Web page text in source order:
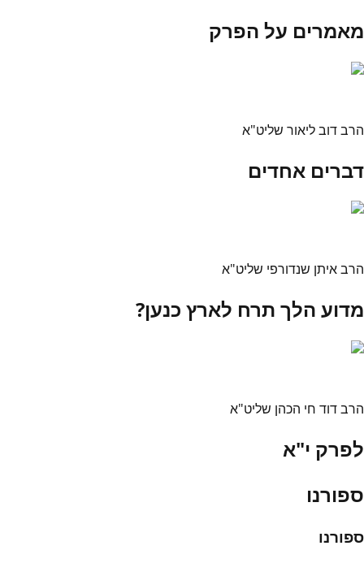
מאמרים על הפרק
הרב דוב ליאור שליט"א
דברים אחדים
הרב איתן שנדורפי שליט"א
מדוע הלך תרח לארץ כנען?
הרב דוד חי הכהן שליט"א
לפרק י"א
ספורנו
ספורנו